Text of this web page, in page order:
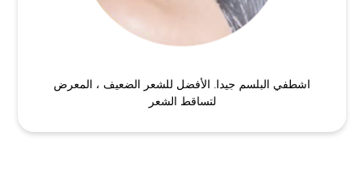
اشطفي البلسم جيدا. الأفضل للشعر الضعيف ، المعرض
لتساقط الشعر